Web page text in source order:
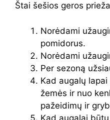
Štai šešios geros
Norėdami
pomidorus.
Norėdami
Per sezoną
Kad augalų
žemės ir nuo
pažeidimų ir
Kad augalai